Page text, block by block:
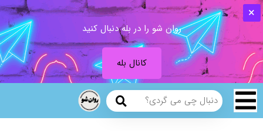
روان شو را در بله دنبال کنید
کانال بله